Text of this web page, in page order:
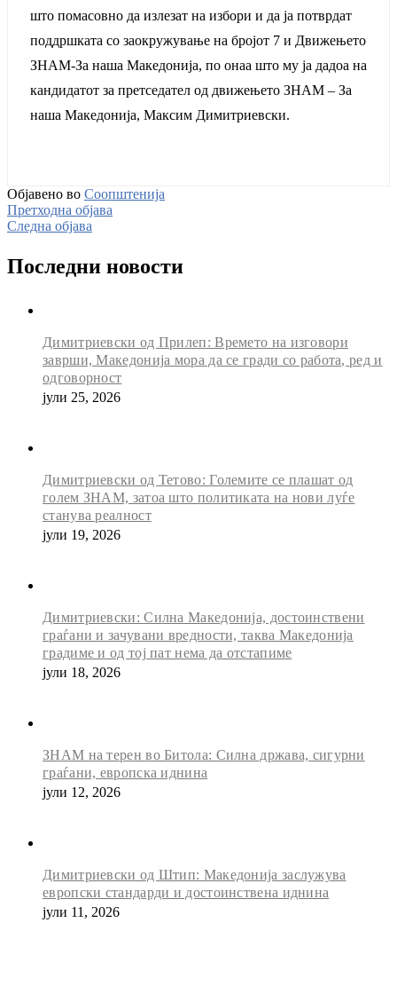
што помасовно да излезат на избори и да ја потврдат
поддршката со заокружување на бројот 7 и Движењето
ЗНАМ-За наша Македонија, по онаа што му ја дадоа на
кандидатот за претседател од движењето ЗНАМ – За
наша Македонија, Максим Димитриевски.
Објавено во Соопштенија
Претходна објава
Следна објава
Последни новости
Димитриевски од Прилеп: Времето на изговори
заврши, Македонија мора да се гради со работа, ред и
одговорност
јули 25, 2026
Димитриевски од Тетово: Големите се плашат од
голем ЗНАМ, затоа што политиката на нови луѓе
станува реалност
јули 19, 2026
Димитриевски: Силна Македонија, достоинствени
граѓани и зачувани вредности, таква Македонија
градиме и од тој пат нема да отстапиме
јули 18, 2026
ЗНАМ на терен во Битола: Силна држава, сигурни
граѓани, европска иднина
јули 12, 2026
Димитриевски од Штип: Македонија заслужува
европски стандарди и достоинствена иднина
јули 11, 2026